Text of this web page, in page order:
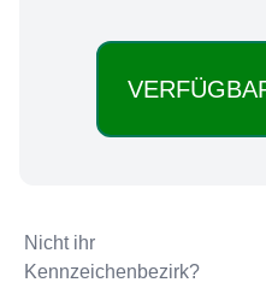
Nicht ihr
Kennzeichenbezirk?